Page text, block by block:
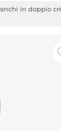
in doppio